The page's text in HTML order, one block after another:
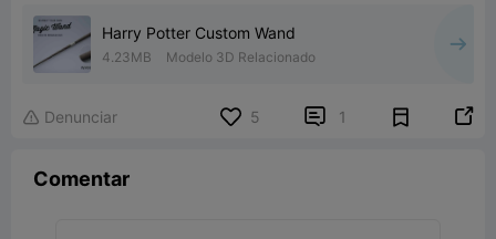
Harry Potter Custom Wand
4.23MB Modelo 3D Relacionado
 Denunciar 5  1 
Comentar